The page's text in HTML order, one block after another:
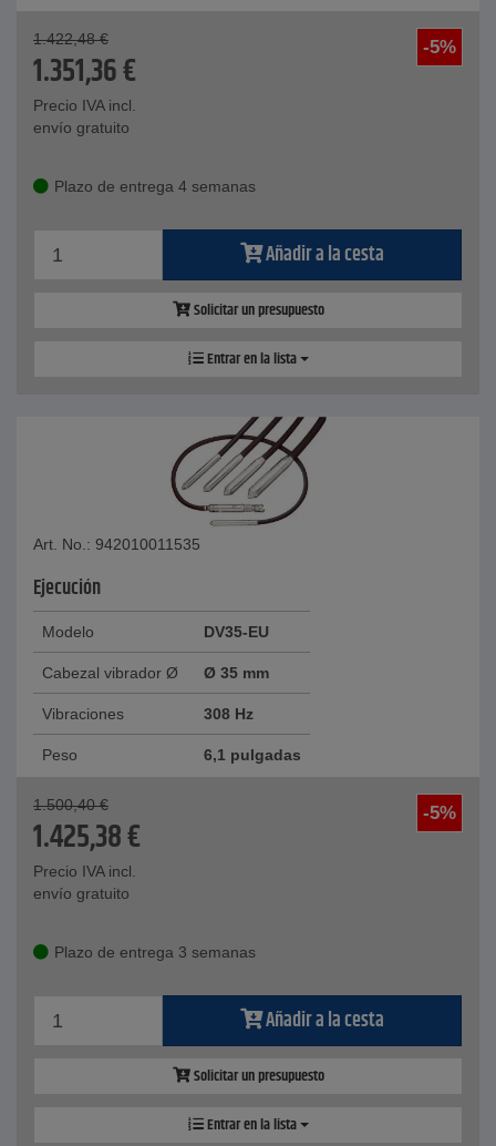
-5%
1.422,48 €
1.351,36€
Precio IVA incl.
envío gratuito
Plazo de entrega 4 semanas
Añadir a la cesta
Solicitar un presupuesto
Entrar en la lista
Art. No.: 942010011535
Ejecución
Modelo DV35-EU
Cabezal vibrador Ø Ø 35 mm
Vibraciones 308 Hz
Peso 6,1 pulgadas
-5%
1.500,40 €
1.425,38€
Precio IVA incl.
envío gratuito
Plazo de entrega 3 semanas
Añadir a la cesta
Solicitar un presupuesto
Entrar en la lista